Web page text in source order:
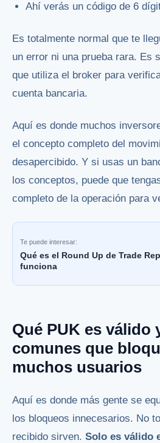
Ahí verás un código de 6
Es totalmente normal que te
un error ni una prueba rara. Es
que utiliza el broker para
cuenta bancaria.
Aquí es donde muchos
el concepto completo del
desapercibido. Y si usas un
los conceptos, puede que
completo de la operación para
Te puede interesar:
Qué es el Round Up de Trade
funciona
Qué PUK es válido
comunes que
muchos usuarios
Aquí es donde más gente se
los bloqueos innecesarios. No
recibido sirven. Solo es válido